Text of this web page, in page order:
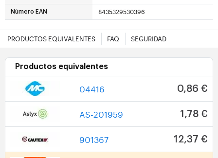
Número EAN 8435329530396
PRODUCTOS EQUIVALENTES FAQ SEGURIDAD
Productos equivalentes
04416 0,86 €
AS-201959 1,78 €
901367 12,37 €